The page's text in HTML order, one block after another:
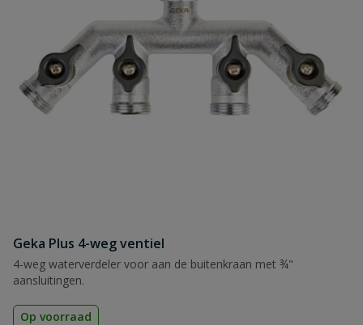
Geka Plus 4-weg ventiel
4-weg waterverdeler voor aan de buitenkraan met ¾"
aansluitingen.
Op voorraad